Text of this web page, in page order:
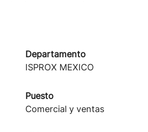
Departamento
ISPROX MEXICO
Puesto
Comercial y ventas